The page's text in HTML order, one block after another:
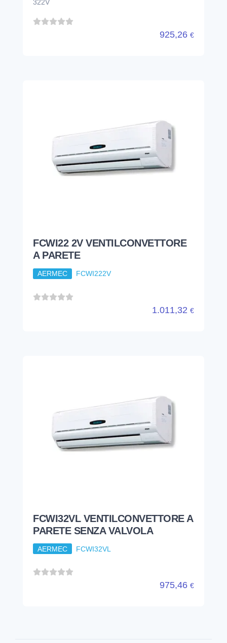
322V
925,26 €
FCWI22 2V VENTILCONVETTORE
A PARETE
AERMEC FCWI222V
1.011,32 €
FCWI32VL VENTILCONVETTORE A
PARETE SENZA VALVOLA
AERMEC FCWI32VL
975,46 €